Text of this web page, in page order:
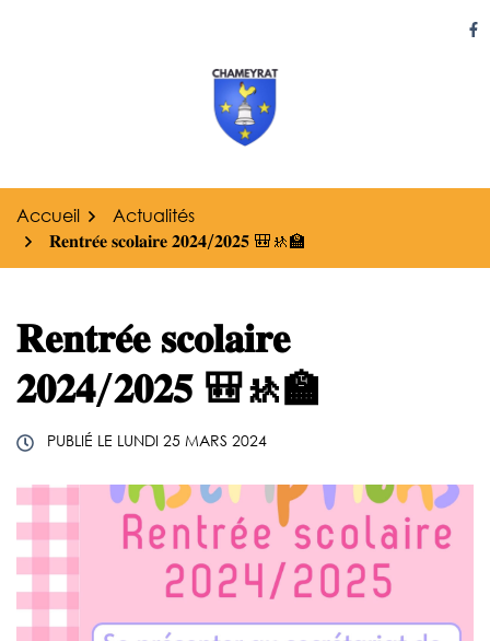
Accueil
Actualités
𝐑𝐞𝐧𝐭𝐫𝐞́𝐞 𝐬𝐜𝐨𝐥𝐚𝐢𝐫𝐞 𝟐𝟎𝟐𝟒/𝟐𝟎𝟐𝟓 🎒🚸🏫
𝐑𝐞𝐧𝐭𝐫𝐞́𝐞 𝐬𝐜𝐨𝐥𝐚𝐢𝐫𝐞
𝟐𝟎𝟐𝟒/𝟐𝟎𝟐𝟓 🎒🚸🏫
PUBLIÉ LE LUNDI 25 MARS 2024